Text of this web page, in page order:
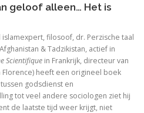
van geest als Europese uitdaging
Ecce Philosophus. Leven en werk
geloof alleen… Het is
filosoof, dr. Perzische taal
& Tadzikistan, actief in
Scientifique in Frankrijk, directeur van
Florence) heeft een origineel boek
godsdienst en
tot veel andere sociologen ziet hij
de laatste tijd weer krijgt, niet